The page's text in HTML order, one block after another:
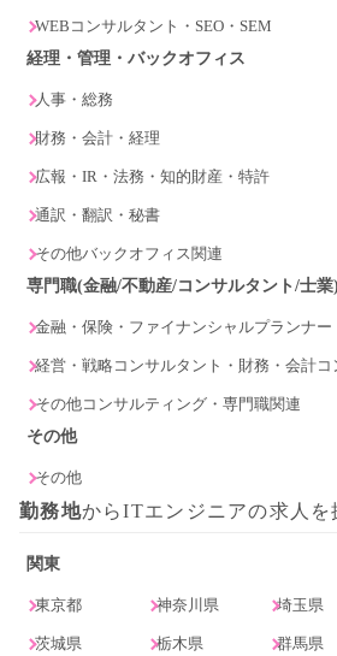
WEBコンサルタント・SEO・SEM
経理・管理・バックオフィス
人事・総務
財務・会計・経理
広報・IR・法務・知的財産・特許
通訳・翻訳・秘書
その他バックオフィス関連
専門職(金融/不動産/コンサルタント/士業)
金融・保険・ファイナンシャルプランナー
経営・戦略コンサルタント・財務・会計コ
その他コンサルティング・専門職関連
その他
その他
勤務地からITエンジニアの求人を
関東
東京都 神奈川県 埼玉県
茨城県 栃木県
群馬県